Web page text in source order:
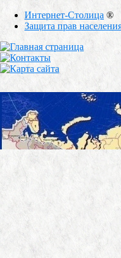
Интернет-Столица ®
Защита прав